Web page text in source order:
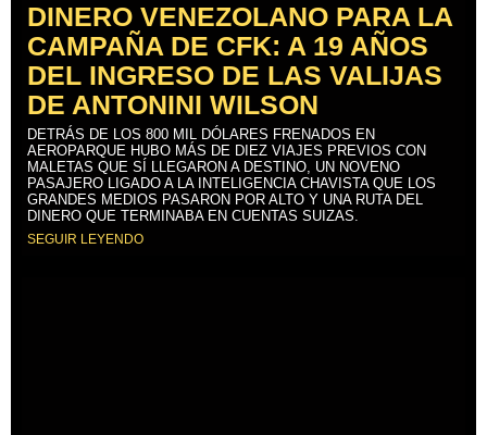
DINERO VENEZOLANO PARA LA
CAMPAÑA DE CFK: A 19 AÑOS
DEL INGRESO DE LAS VALIJAS
DE ANTONINI WILSON
DETRÁS DE LOS 800 MIL DÓLARES FRENADOS EN
AEROPARQUE HUBO MÁS DE DIEZ VIAJES PREVIOS CON
MALETAS QUE SÍ LLEGARON A DESTINO, UN NOVENO
PASAJERO LIGADO A LA INTELIGENCIA CHAVISTA QUE LOS
GRANDES MEDIOS PASARON POR ALTO Y UNA RUTA DEL
DINERO QUE TERMINABA EN CUENTAS SUIZAS.
SEGUIR LEYENDO